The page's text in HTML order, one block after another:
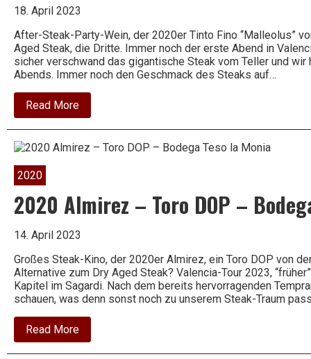
18. April 2023
After-Steak-Party-Wein, der 2020er Tinto Fino “Malleolus”
Aged Steak, die Dritte. Immer noch der erste Abend in
sicher verschwand das gigantische Steak vom Teller und
Abends. Immer noch den Geschmack des Steaks auf…
Read Moreabout
2020
Tinto
–
Moro
2020
2020 Almirez – Toro DOP –
14. April 2023
Großes Steak-Kino, der 2020er Almirez, ein Toro DOP von
Alternative zum Dry Aged Steak? Valencia-Tour 2023,
Kapitel im Sagardi. Nach dem bereits hervorragenden
schauen, was denn sonst noch zu unserem Steak-Traum
Read Moreabout
2020
Almirez